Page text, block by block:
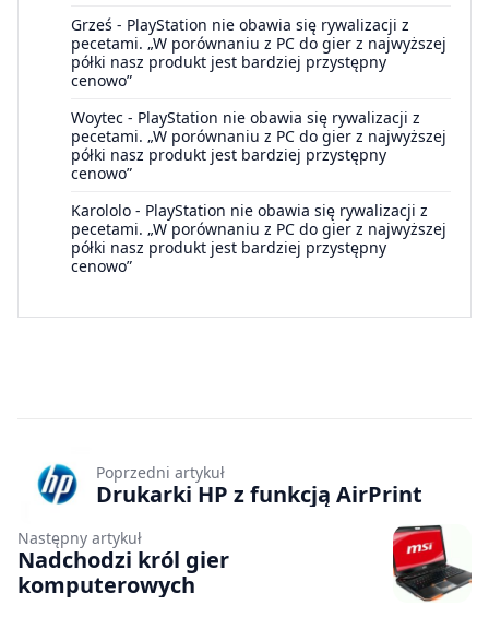
Grześ - PlayStation nie obawia się rywalizacji z
pecetami. „W porównaniu z PC do gier z najwyższej
półki nasz produkt jest bardziej przystępny
cenowo”
Woytec - PlayStation nie obawia się rywalizacji z
pecetami. „W porównaniu z PC do gier z najwyższej
półki nasz produkt jest bardziej przystępny
cenowo”
Karololo - PlayStation nie obawia się rywalizacji z
pecetami. „W porównaniu z PC do gier z najwyższej
półki nasz produkt jest bardziej przystępny
cenowo”
Poprzedni artykuł
Drukarki HP z funkcją AirPrint
Następny artykuł
Nadchodzi król gier
komputerowych